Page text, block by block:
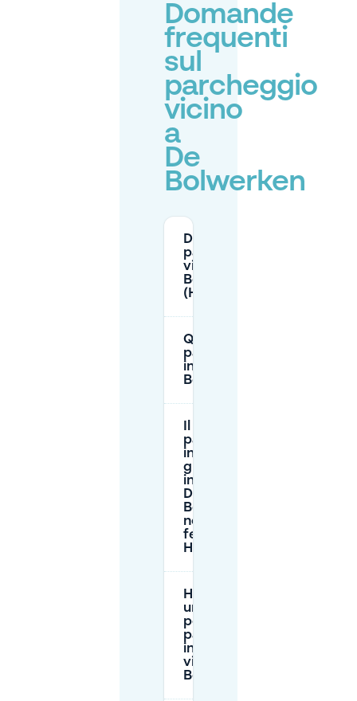
Domande
frequenti
sul
parcheggio
vicino
a
De
Bolwerken
Dove posso
parcheggiare
vicino a De
Bolwerken
(Haarlem)?
Quanto costa
parcheggiare
intorno a De
Bolwerken?
parcheggio
in strada è
gratuito
intorno a
De
Bolwerken
nei giorni
festivi a
Haarlem?
Ho bisogno di
un permesso
per
parcheggiare
in strada
vicino a De
Bolwerken?